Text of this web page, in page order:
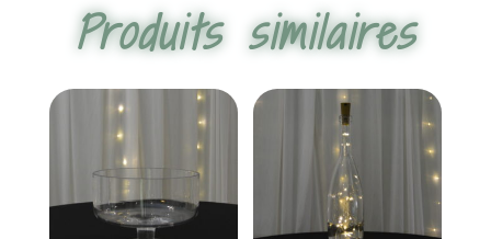
Produits similaires